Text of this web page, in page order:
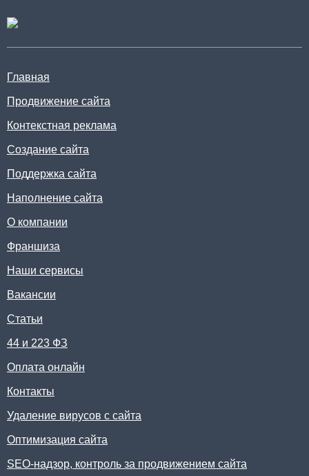
Главная
Продвижение сайта
Контекстная реклама
Создание сайта
Поддержка сайта
Наполнение сайта
О компании
Франшиза
Наши сервисы
Вакансии
Статьи
44 и 223 ФЗ
Оплата онлайн
Контакты
Удаление вирусов с сайта
Оптимизация сайта
SEO-надзор, контроль за продвижением сайта